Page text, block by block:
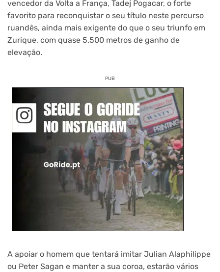
vencedor da Volta a França, Tadej Pogacar, o forte
favorito para reconquistar o seu título neste percurso
ruandês, ainda mais exigente do que o seu triunfo em
Zurique, com quase 5.500 metros de ganho de
elevação.
PUB
A apoiar o homem que tentará imitar Julian Alaphilippe
ou Peter Sagan e manter a sua coroa, estarão vários